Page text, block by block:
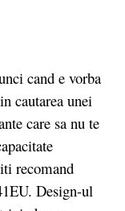
cand e vorba
cautarea unei
care sa nu te
recomand
Design-ul